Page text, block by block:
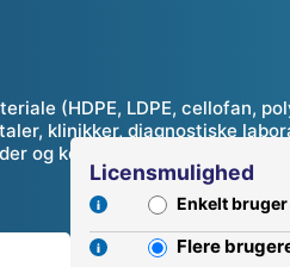
(HDPE, LDPE, cellofan,
klinikker, diagnostiske
og konkurrenceanalyse, 2025
Licensmulighed
Enkelt bruger
Flere